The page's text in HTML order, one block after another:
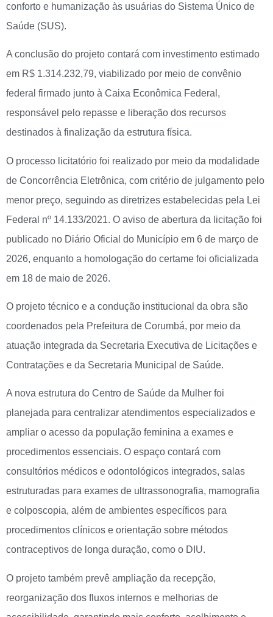
conforto e humanização às usuárias do Sistema Único de
Saúde (SUS).
A conclusão do projeto contará com investimento estimado
em R$ 1.314.232,79, viabilizado por meio de convênio
federal firmado junto à Caixa Econômica Federal,
responsável pelo repasse e liberação dos recursos
destinados à finalização da estrutura física.
O processo licitatório foi realizado por meio da modalidade
de Concorrência Eletrônica, com critério de julgamento pelo
menor preço, seguindo as diretrizes estabelecidas pela Lei
Federal nº 14.133/2021. O aviso de abertura da licitação foi
publicado no Diário Oficial do Município em 6 de março de
2026, enquanto a homologação do certame foi oficializada
em 18 de maio de 2026.
O projeto técnico e a condução institucional da obra são
coordenados pela Prefeitura de Corumbá, por meio da
atuação integrada da Secretaria Executiva de Licitações e
Contratações e da Secretaria Municipal de Saúde.
A nova estrutura do Centro de Saúde da Mulher foi
planejada para centralizar atendimentos especializados e
ampliar o acesso da população feminina a exames e
procedimentos essenciais. O espaço contará com
consultórios médicos e odontológicos integrados, salas
estruturadas para exames de ultrassonografia, mamografia
e colposcopia, além de ambientes específicos para
procedimentos clínicos e orientação sobre métodos
contraceptivos de longa duração, como o DIU.
O projeto também prevê ampliação da recepção,
reorganização dos fluxos internos e melhorias de